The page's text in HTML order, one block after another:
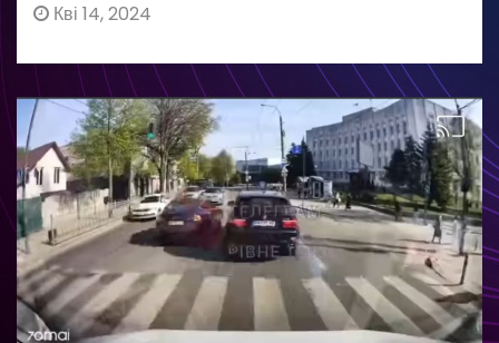
Кві 14, 2024